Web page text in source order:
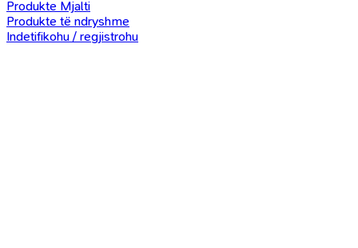
Produkte Mjalti
Produkte të ndryshme
Indetifikohu / regjistrohu